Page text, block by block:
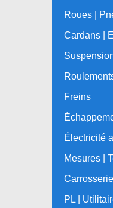
Roues |
Cardans |
Freins
Électricité
Mesures |
Carrosserie
PL |